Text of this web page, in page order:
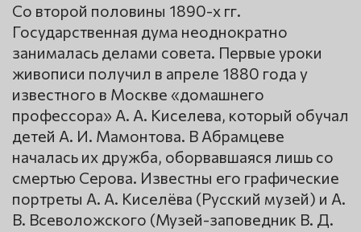
Со второй половины 1890-х гг.
Государственная дума неоднократно
занималась делами совета. Первые уроки
живописи получил в апреле 1880 года у
известного в Москве «домашнего
профессора» А. А. Киселева, который обучал
детей А. И. Мамонтова. В Абрамцеве
началась их дружба, оборвавшаяся лишь со
смертью Серова. Известны его графические
портреты А. А. Киселёва (Русский музей) и А.
В. Всеволожского (Музей-заповедник В. Д.